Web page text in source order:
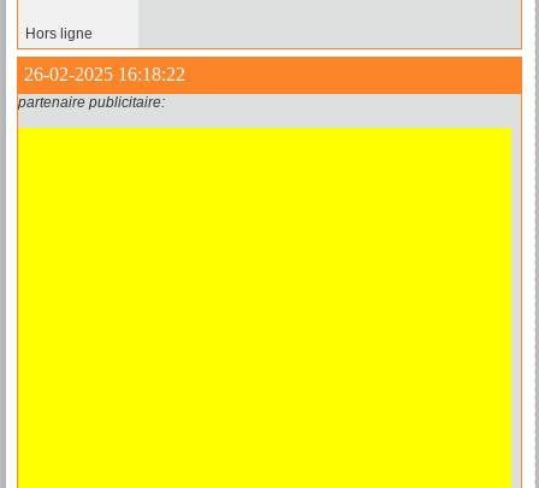
Hors ligne
26-02-2025 16:18:22
partenaire publicitaire: